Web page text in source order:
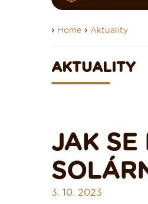
› Home › Aktuality
AKTUALITY
JAK SE
3. 10. 2023